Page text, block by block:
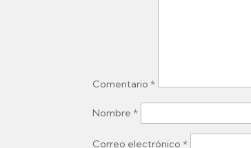
Comentario*
Nombre*
Correo electrónico*